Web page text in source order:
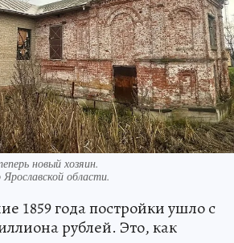
новый хозяин.
области.
1859 года постройки ушло с
рублей. Это, как